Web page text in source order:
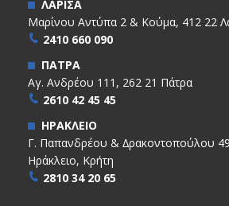
ΛΑΡΙΣΑ
Μαρίνου Αντύπα 2 & Κούμα, 412 22
2410 660 090
ΠΑΤΡΑ
Αγ. Ανδρέου 111, 262 21 Πάτρα
2610 42 45 45
ΗΡΑΚΛΕΙΟ
Γ. Παπανδρέου & ∆ρακοντοπούλου
Ηράκλειο, Κρήτη
2810 34 20 65